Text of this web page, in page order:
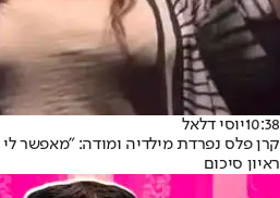
10:38יוסי דלאל
קרן פלס נפרדת מילדיה ומודה: "מאפשר לי
ראיון סיכום